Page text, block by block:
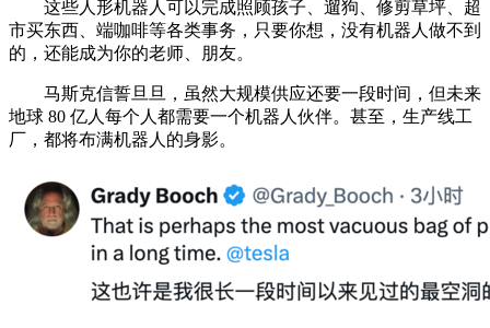
这些人形机器人可以完成照顾孩子、遛狗、修剪草坪、超
市买东西、端咖啡等各类事务，只要你想，没有机器人做不到
的，还能成为你的老师、朋友。
马斯克信誓旦旦，虽然大规模供应还要一段时间，但未来
地球 80 亿人每个人都需要一个机器人伙伴。甚至，生产线工
厂，都将布满机器人的身影。